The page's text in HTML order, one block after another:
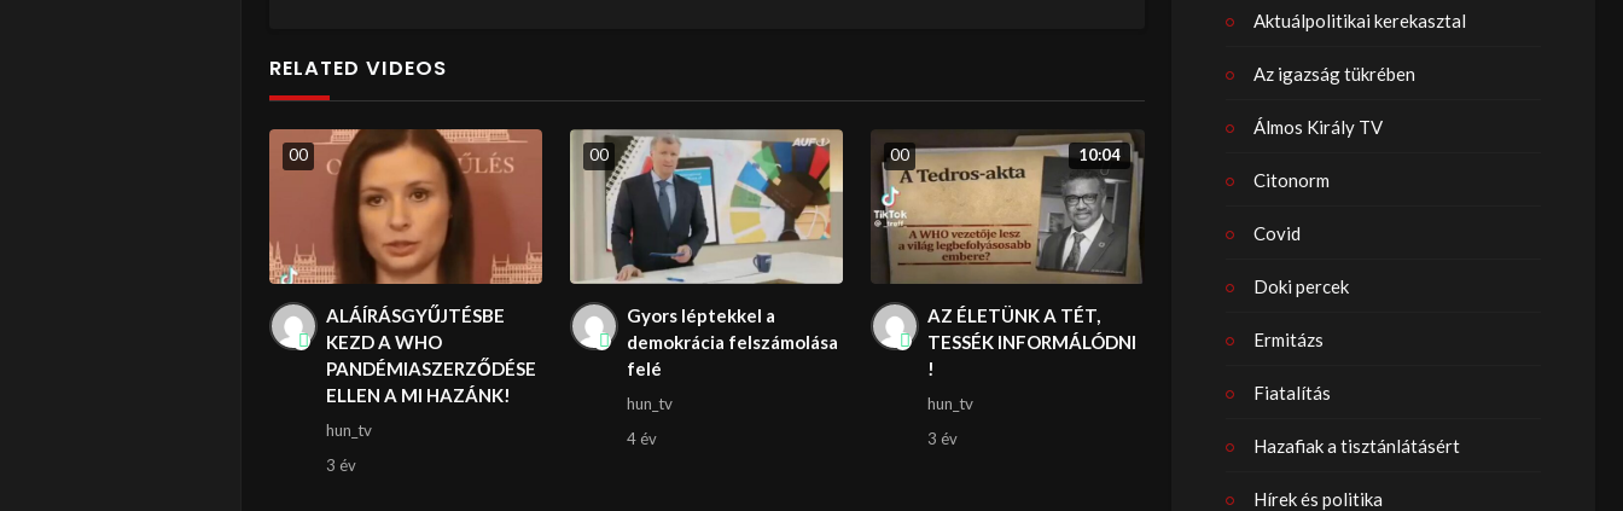
RELATED VIDEOS
00
ALÁÍRÁSGYŰJTÉSBE
KEZD A WHO
PANDÉMIASZERZŐDÉSE
ELLEN A MI HAZÁNK!
hun_tv
3 év
00
Gyors léptekkel a
demokrácia felszámolása
felé
hun_tv
4 év
10:04
00
AZ ÉLETÜNK A TÉT,
TESSÉK INFORMÁLÓDNI
!
hun_tv
3 év
Aktuálpolitikai kerekasztal
Az igazság tükrében
Álmos Király TV
Citonorm
Covid
Doki percek
Ermitázs
Fiatalítás
Hazafiak a tisztánlátásért
Hírek és politika